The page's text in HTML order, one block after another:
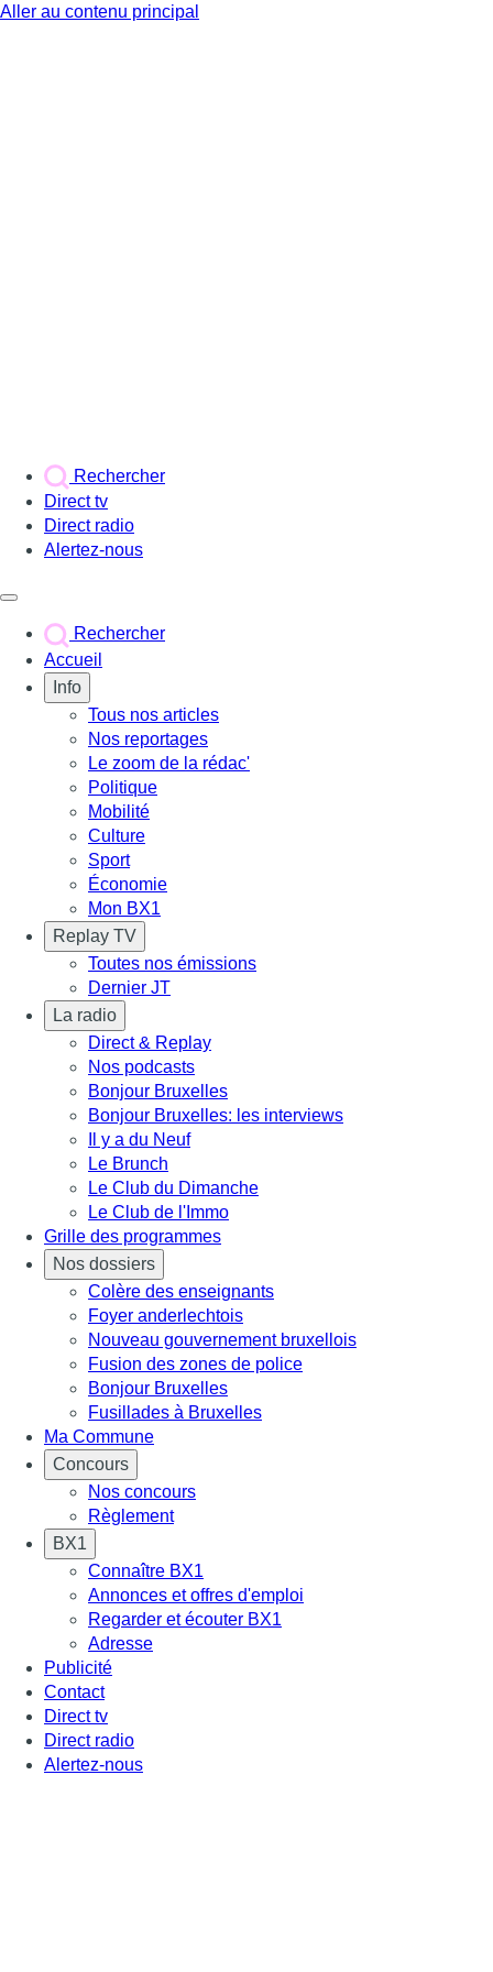
Aller au contenu principal
Rechercher
Direct tv
Direct radio
Alertez-nous
Rechercher
Accueil
Info
Tous nos articles
Nos reportages
Le zoom de la rédac'
Politique
Mobilité
Culture
Sport
Économie
Mon BX1
Replay TV
Toutes nos émissions
Dernier JT
La radio
Direct & Replay
Nos podcasts
Bonjour Bruxelles
Bonjour Bruxelles: les interviews
Il y a du Neuf
Le Brunch
Le Club du Dimanche
Le Club de l'Immo
Grille des programmes
Nos dossiers
Colère des enseignants
Foyer anderlechtois
Nouveau gouvernement bruxellois
Fusion des zones de police
Bonjour Bruxelles
Fusillades à Bruxelles
Ma Commune
Concours
Nos concours
Règlement
BX1
Connaître BX1
Annonces et offres d'emploi
Regarder et écouter BX1
Adresse
Publicité
Contact
Direct tv
Direct radio
Alertez-nous